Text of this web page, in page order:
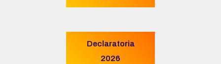
Declaratoria
2026